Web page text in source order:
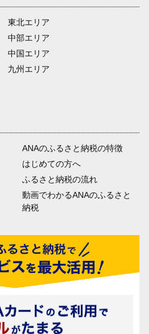
東北エリア
中部エリア
中国エリア
九州エリア
ANAのふるさと納税の特徴
はじめての方へ
ふるさと納税の流れ
動画でわかるANAのふるさと
納税